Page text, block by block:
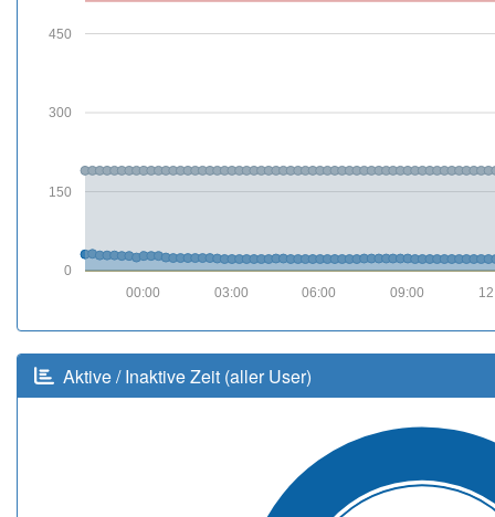
0
150
300
450
09:00
06:00
03:00
00:00
Aktive / Inaktive Zeit (aller User)